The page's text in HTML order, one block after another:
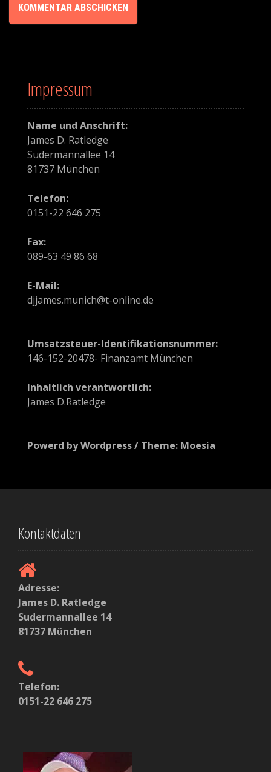
Impressum
Name und Anschrift:
James D. Ratledge
Sudermannallee 14
81737 München
Telefon:
0151-22 646 275
Fax:
089-63 49 86 68
E-Mail:
djjames.munich@t-online.de
Umsatzsteuer-Identifikationsnummer:
146-152-20478- Finanzamt München
Inhaltlich verantwortlich:
James D.Ratledge
Powerd by Wordpress / Theme: Moesia
Kontaktdaten
Adresse:
James D. Ratledge
Sudermannallee 14
81737 München
Telefon:
0151-22 646 275